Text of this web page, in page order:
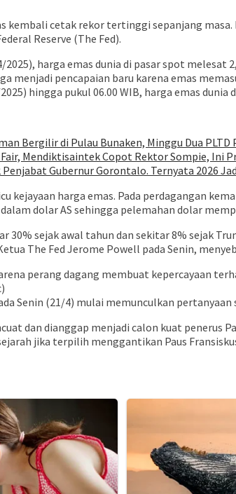
kembali cetak rekor tertinggi sepanjang
Reserve (The Fed).
harga emas dunia di pasar spot
menjadi pencapaian baru karena emas
hingga pukul 06.00 WIB, harga emas
Bergilir di Pulau Bunaken, Minggu Dua
Fair, Mendiktisaintek Copot Rektor Sompie, Ini
Gubernur Gorontalo. Ternyata 2026
kejayaan harga emas. Pada perdagangan
dolar AS sehingga pelemahan dolar
30% sejak awal tahun dan sekitar 8% sejak
The Fed Jerome Powell pada Senin,
perang dagang membuat kepercayaan
Senin (21/4) mulai memunculkan
dan dianggap menjadi calon kuat penerus
jika terpilih menggantikan Paus